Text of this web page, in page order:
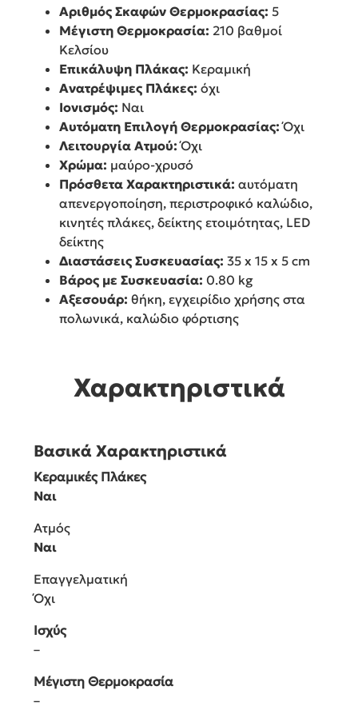
Αριθμός Σκαφών Θερμοκρασίας: 5
Μέγιστη Θερμοκρασία: 210 βαθμοί
Κελσίου
Επικάλυψη Πλάκας: Κεραμική
Ανατρέψιμες Πλάκες: όχι
Ιονισμός: Ναι
Αυτόματη Επιλογή Θερμοκρασίας:Όχι
Λειτουργία Ατμού:Όχι
Χρώμα: μαύρο-χρυσό
Πρόσθετα Χαρακτηριστικά: αυτόματη
απενεργοποίηση, περιστροφικό καλώδιο,
κινητές πλάκες, δείκτης ετοιμότητας, LED
δείκτης
Διαστάσεις Συσκευασίας: 35 x 15 x 5 cm
Βάρος με Συσκευασία: 0.80 kg
Αξεσουάρ: θήκη, εγχειρίδιο χρήσης στα
πολωνικά, καλώδιο φόρτισης
Χαρακτηριστικά
Βασικά Χαρακτηριστικά
Κεραμικές Πλάκες
Ναι
Ατμός
Ναι
Επαγγελματική
Όχι
Ισχύς
–
Μέγιστη Θερμοκρασία
–